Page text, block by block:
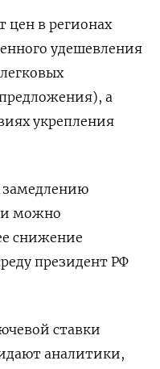
цен в регионах
удешевления
а
​укрепления
и можно
снижение
президент РФ
ставки
аналитики,